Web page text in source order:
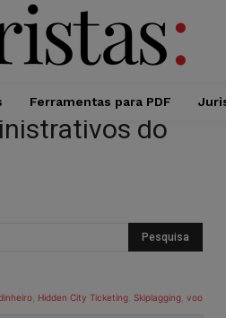
Ferramentas para PDF
do
Hidden City Ticketing Skiplagging voo